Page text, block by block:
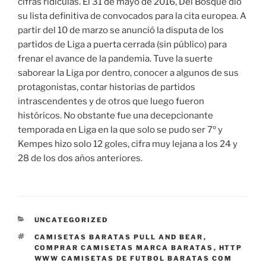
su lista definitiva de convocados para la cita europea. A
partir del 10 de marzo se anunció la disputa de los
partidos de Liga a puerta cerrada (sin público) para
frenar el avance de la pandemia. Tuve la suerte
saborear la Liga por dentro, conocer a algunos de sus
protagonistas, contar historias de partidos
intrascendentes y de otros que luego fueron
históricos. No obstante fue una decepcionante
temporada en Liga en la que solo se pudo ser 7º y
Kempes hizo solo 12 goles, cifra muy lejana a los 24 y
28 de los dos años anteriores.
CATEGORÍAS
UNCATEGORIZED
ETIQUETAS
CAMISETAS BARATAS PULL AND BEAR ,
COMPRAR CAMISETAS MARCA BARATAS , HTTP
WWW CAMISETAS DE FUTBOL BARATAS COM